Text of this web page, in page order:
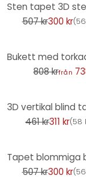
507 kr300 kr(
808 krfrån
461 kr311 kr(58
507 kr300 kr(